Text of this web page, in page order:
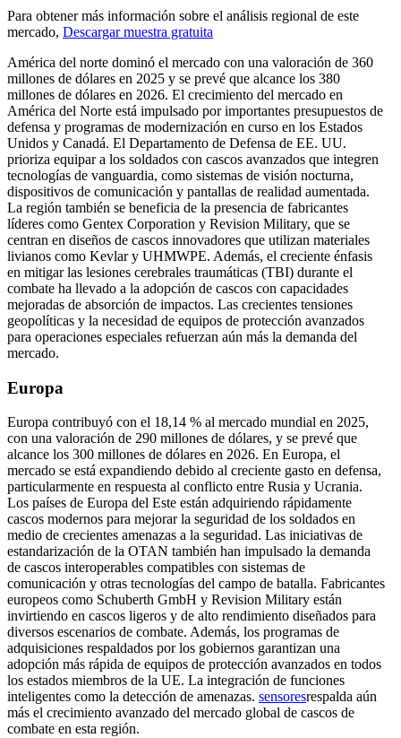
Para obtener más información sobre el análisis regional de este
mercado, Descargar muestra gratuita
América del norte dominó el mercado con una valoración de 360 ​​
millones de dólares en 2025 y se prevé que alcance los 380
millones de dólares en 2026. El crecimiento del mercado en
América del Norte está impulsado por importantes presupuestos de
defensa y programas de modernización en curso en los Estados
Unidos y Canadá. El Departamento de Defensa de EE. UU.
prioriza equipar a los soldados con cascos avanzados que integren
tecnologías de vanguardia, como sistemas de visión nocturna,
dispositivos de comunicación y pantallas de realidad aumentada.
La región también se beneficia de la presencia de fabricantes
líderes como Gentex Corporation y Revision Military, que se
centran en diseños de cascos innovadores que utilizan materiales
livianos como Kevlar y UHMWPE. Además, el creciente énfasis
en mitigar las lesiones cerebrales traumáticas (TBI) durante el
combate ha llevado a la adopción de cascos con capacidades
mejoradas de absorción de impactos. Las crecientes tensiones
geopolíticas y la necesidad de equipos de protección avanzados
para operaciones especiales refuerzan aún más la demanda del
mercado.
Europa
Europa contribuyó con el 18,14 % al mercado mundial en 2025,
con una valoración de 290 millones de dólares, y se prevé que
alcance los 300 millones de dólares en 2026. En Europa, el
mercado se está expandiendo debido al creciente gasto en defensa,
particularmente en respuesta al conflicto entre Rusia y Ucrania.
Los países de Europa del Este están adquiriendo rápidamente
cascos modernos para mejorar la seguridad de los soldados en
medio de crecientes amenazas a la seguridad. Las iniciativas de
estandarización de la OTAN también han impulsado la demanda
de cascos interoperables compatibles con sistemas de
comunicación y otras tecnologías del campo de batalla. Fabricantes
europeos como Schuberth GmbH y Revision Military están
invirtiendo en cascos ligeros y de alto rendimiento diseñados para
diversos escenarios de combate. Además, los programas de
adquisiciones respaldados por los gobiernos garantizan una
adopción más rápida de equipos de protección avanzados en todos
los estados miembros de la UE. La integración de funciones
inteligentes como la detección de amenazas. sensoresrespalda aún
más el crecimiento avanzado del mercado global de cascos de
combate en esta región.